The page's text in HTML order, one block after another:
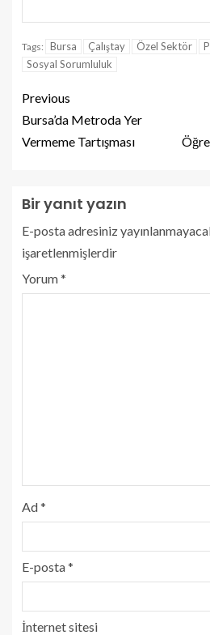
Tags: Bursa Çalıştay Özel Sektör
Sosyal Sorumluluk
Previous
Bursa’da Metroda Yer
Vermeme Tartışması
Bir yanıt yazın
E-posta adresiniz
işaretlenmişlerdir
Yorum*
Ad*
E-posta*
İnternet sitesi